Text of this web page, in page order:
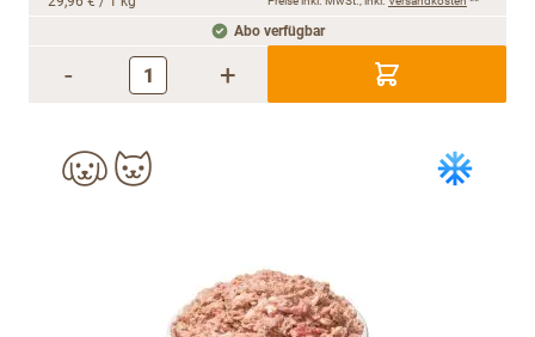
Abo verfügbar
- +